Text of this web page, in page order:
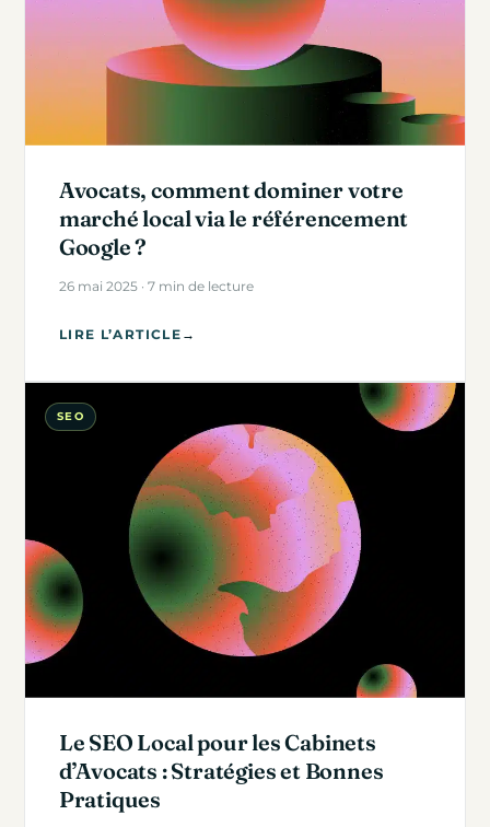
Avocats, comment dominer votre
marché local via le référencement
Google ?
26 mai 2025 · 7 min de lecture
LIRE L’ARTICLE →
SEO
Le SEO Local pour les Cabinets
d’Avocats : Stratégies et Bonnes
Pratiques